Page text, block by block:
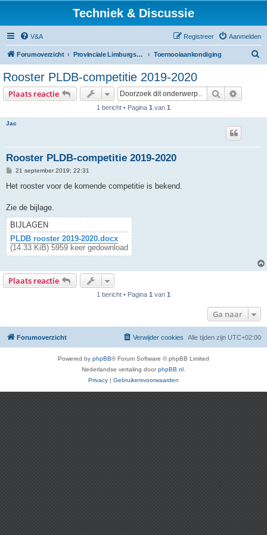
Techniek & Discussie
V&A Aanmelden
Registreer
Forumoverzicht Provinciale Limburgse Dambond Toernooiaankondiging
Rooster PLDB-competitie 2019-2020
Plaats reactie Zoek
1 bericht • Pagina 1 van 1
Jac
Rooster PLDB-competitie 2019-2020
B
r
h
21 september 2019; 22:31
Het rooster voor de komende competitie is bekend.
Zie de bijlage.
BIJLAGEN
PLDB rooster 2019-2020.docx
(14.33 KiB) 5959 keer gedownload
Plaats reactie
1 bericht • Pagina 1 van 1
Ga naar
Forumoverzicht Alle tijden zijn UTC+02:00
Verwijder cookies
Powered by phpBB® Forum Software © phpBB Limited
Nederlandse vertaling doorphpBB.nl
Privacy | Gebruikersvoorwaarden